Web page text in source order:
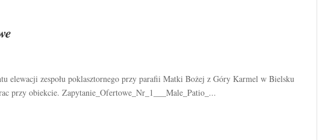
elewacji zespołu poklasztornego przy parafii Matki Bożej z Góry Karmel w Bielsku
przy obiekcie. Zapytanie_Ofertowe_Nr_1___Male_Patio_...